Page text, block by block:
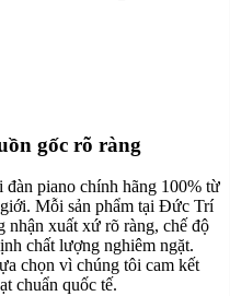
gốc rõ ràng
piano chính hãng 100% từ
Mỗi sản phẩm tại Đức Trí
nhận xuất xứ rõ ràng, chế độ
chất lượng nghiêm ngặt.
chọn vì chúng tôi cam kết
chuẩn quốc tế.